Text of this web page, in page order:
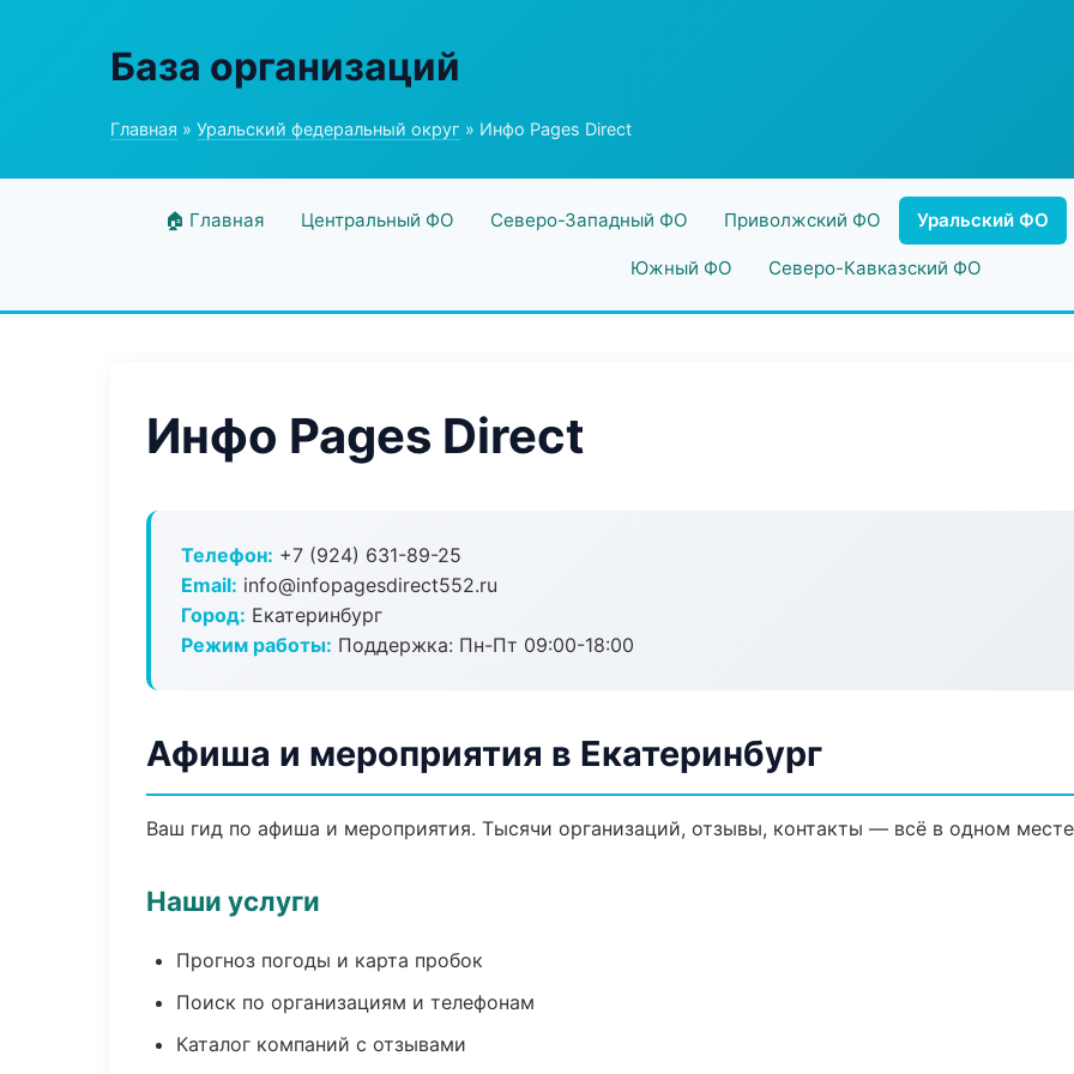
База организаций
Главная » Уральский федеральный округ » Инфо Pages Direct
🏠 Главная Центральный ФО Северо-Западный ФО Приволжский ФО Уральский ФО
Южный ФО Северо-Кавказский ФО
Инфо Pages Direct
Телефон: +7 (924) 631-89-25
Email: info@infopagesdirect552.ru
Город: Екатеринбург
Режим работы: Поддержка: Пн-Пт 09:00-18:00
Афиша и мероприятия в Екатеринбург
Ваш гид по афиша и мероприятия. Тысячи организаций, отзывы, контакты — всё в одном
Наши услуги
Прогноз погоды и карта пробок
Поиск по организациям и телефонам
Каталог компаний с отзывами